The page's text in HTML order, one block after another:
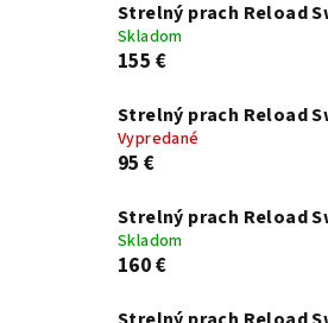
Strelný prach Reload
Skladom
155 €
Strelný prach Reload
Vypredané
95 €
Strelný prach Reload
Skladom
160 €